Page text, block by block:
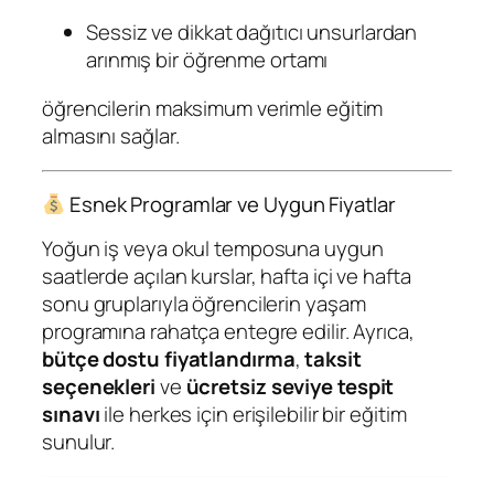
Sessiz ve dikkat dağıtıcı unsurlardan
arınmış bir öğrenme ortamı
öğrencilerin maksimum verimle eğitim
almasını sağlar.
Esnek Programlar ve Uygun Fiyatlar
Yoğun iş veya okul temposuna uygun
saatlerde açılan kurslar, hafta içi ve hafta
sonu gruplarıyla öğrencilerin yaşam
programına rahatça entegre edilir. Ayrıca,
bütçe dostu fiyatlandırma,taksit
seçeneklerive ücretsiz seviye tespit
sınavıile herkes için erişilebilir bir eğitim
sunulur.